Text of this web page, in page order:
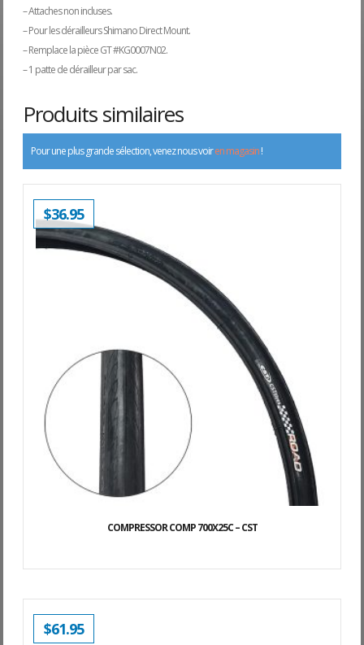
– Attaches non incluses.
– Pour les dérailleurs Shimano Direct Mount.
– Remplace la pièce GT #KG0007N02.
– 1 patte de dérailleur par sac.
Produits similaires
Pour une plus grande sélection, venez nous voiren magasin!
COMPRESSOR COMP 700X25C – CST
$36.95
$61.95